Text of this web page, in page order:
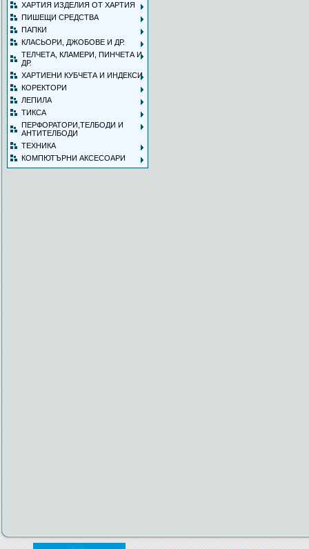
ХАРТИЯ ИЗДЕЛИЯ ОТ ХАРТИЯ
ПИШЕЩИ СРЕДСТВА
ПАПКИ
КЛАСЬОРИ, ДЖОБОВЕ И ДР.
ТЕЛЧЕТА, КЛАМЕРИ, ПИНЧЕТА И
ДР.
ХАРТИЕНИ КУБЧЕТА И ИНДЕКСИ
КОРЕКТОРИ
ЛЕПИЛА
ТИКСА
ПЕРФОРАТОРИ,ТЕЛБОДИ И
АНТИТЕЛБОДИ
ТЕХНИКА
КОМПЮТЪРНИ АКСЕСОАРИ